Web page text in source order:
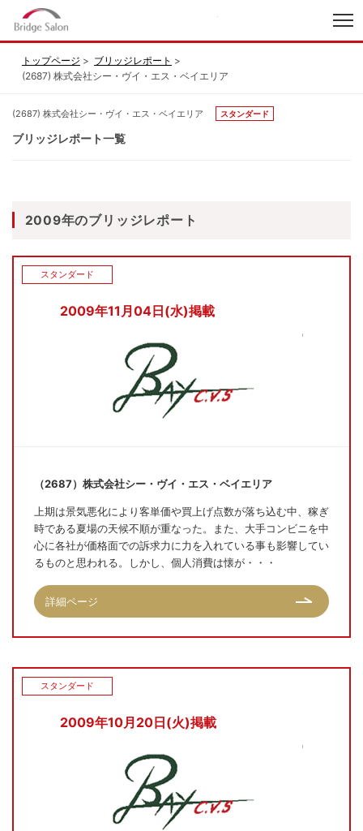
トップページ
ブリッジレポート
(2687) 株式会社シー・ヴイ・エス・ベイエリア
(2687) 株式会社シー・ヴイ・エス・ベイエリア スタンダード
ブリッジレポート一覧
2009年のブリッジレポート
2009年11月04日(水)掲載
スタンダード
（2687）株式会社シー・ヴイ・エス・ベイエリア
上期は景気悪化により客単価や買上げ点数が落ち込む中、稼ぎ
時である夏場の天候不順が重なった。また、大手コンビニを中
心に各社が価格面での訴求力に力を入れている事も影響してい
るものと思われる。しかし、個人消費は懐が・・・
詳細ページ
2009年10月20日(火)掲載
スタンダード